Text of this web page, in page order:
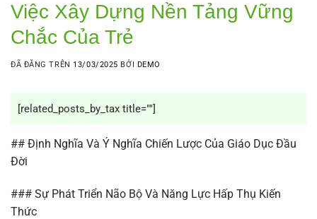
Việc Xây Dựng Nền Tảng Vững
Chắc Của Trẻ
ĐÃ ĐĂNG TRÊN 13/03/2025 BỞI DEMO
[related_posts_by_tax title=""]
## Định Nghĩa Và Ý Nghĩa Chiến Lược Của Giáo Dục Đầu
Đời
### Sự Phát Triển Não Bộ Và Năng Lực Hấp Thụ Kiến
Thức